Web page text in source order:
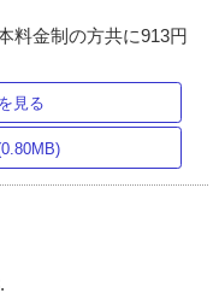
料金制の方共に913円
見る